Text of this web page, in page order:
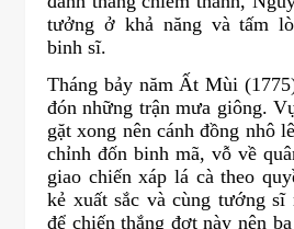
tưởng ở khả năng và tấm
binh sĩ.
Tháng bảy năm Ất Mùi
đón những trận mưa giông.
gặt xong nên cánh đồng nhô
chỉnh đốn binh mã, vỗ về
giao chiến xáp lá cà theo
kẻ xuất sắc và cùng tướng sĩ
để chiến thắng đợt này nên